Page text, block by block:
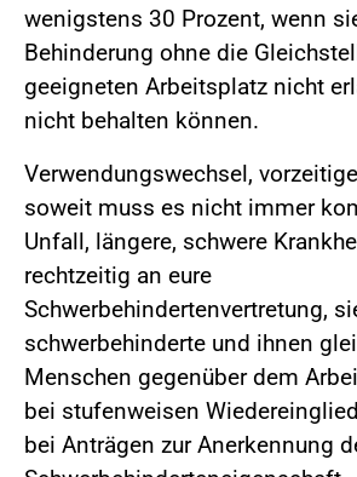
wenigstens 30 Prozent, wenn
Behinderung ohne die
geeigneten Arbeitsplatz nicht
nicht behalten können.
Verwendungswechsel,
soweit muss es nicht immer
Unfall, längere, schwere
rechtzeitig an eure
Schwerbehindertenvertretung,
schwerbehinderte und ihnen
Menschen gegenüber dem
bei stufenweisen
bei Anträgen zur Anerkennung